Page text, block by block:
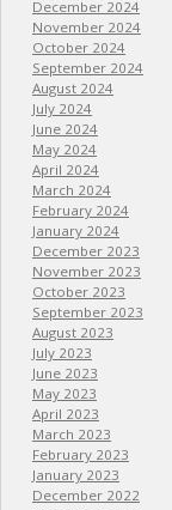
December 2024
November 2024
October 2024
September 2024
August 2024
July 2024
June 2024
May 2024
April 2024
March 2024
February 2024
January 2024
December 2023
November 2023
October 2023
September 2023
August 2023
July 2023
June 2023
May 2023
April 2023
March 2023
February 2023
January 2023
December 2022